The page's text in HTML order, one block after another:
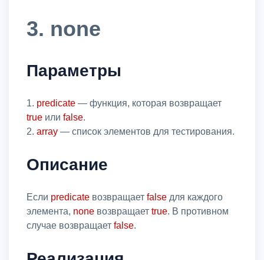
3. none
Параметры
1. predicate — функция, которая возвращает
true или false.
2. array — список элементов для тестирования.
Описание
Если predicate возвращает false для каждого
элемента, none возвращает true. В противном
случае возвращает false.